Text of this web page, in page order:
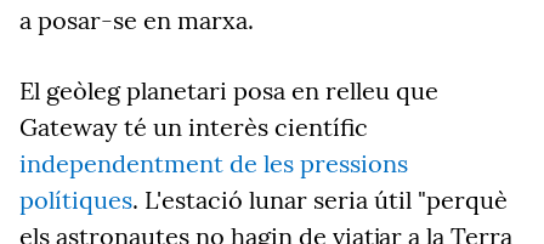
a posar-se en marxa.
El geòleg planetari posa en relleu que
Gateway té un interès científic
independentment de les pressions
polítiques. L'estació lunar seria útil "perquè
els astronautes no hagin de viatjar a la Terra